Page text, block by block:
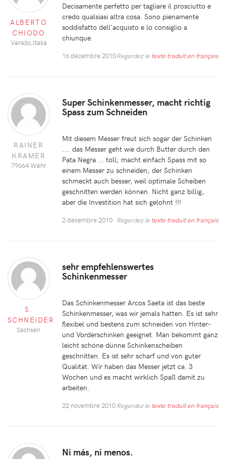
ALBERTO
CHIODO
Varallo,Italia
Decisamente perfetto per tagliare il prosciutto e
credo qualsiasi altra cosa. Sono pienamente
soddisfatto dell'acquisto e lo consiglio a
chiunque.
16 décembre 2010Regardez le texte traduit en français
RAINER
KRAMER
79664 Wehr
Super Schinkenmesser, macht richtig
Spass zum Schneiden
Mit diesem Messer freut sich sogar der Schinken
.... das Messer geht wie durch Butter durch den
Pata Negra ... toll; macht einfach Spass mit so
einem Messer zu schneiden; der Schinken
schmeckt auch besser, weil optimale Scheiben
geschnitten werden können. Nicht ganz billig,
aber die Investition hat sich gelohnt !!!
2 décembre 2010 Regardez le texte traduit en français
S.
SCHNEIDER
Sachsen
sehr empfehlenswertes
Schinkenmesser
Das Schinkenmesser Arcos Saeta ist das beste
Schinkenmesser, was wir jemals hatten. Es ist sehr
flexibel und bestens zum schneiden von Hinter-
und Vorderschinken geeignet. Man bekommt ganz
leicht schöne dünne Schinkenscheiben
geschnitten. Es ist sehr scharf und von guter
Qualität. Wir haben das Messer jetzt ca. 3
Wochen und es macht wirklich Spaß damit zu
arbeiten.
22 novembre 2010 Regardez le texte traduit en français
Ni más, ni menos.